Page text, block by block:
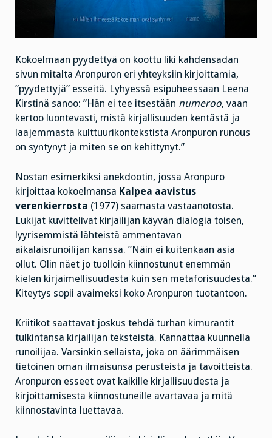
Kokoelmaan pyydettyä on koottu liki kahdensadan
sivun mitalta Aronpuron eri yhteyksiin kirjoittamia,
”pyydettyjä” esseitä. Lyhyessä esipuheessaan Leena
Kirstinä sanoo: ”Hän ei tee itsestään numeroo, vaan
kertoo luontevasti, mistä kirjallisuuden kentästä ja
laajemmasta kulttuurikontekstista Aronpuron runous
on syntynyt ja miten se on kehittynyt.”
Nostan esimerkiksi anekdootin, jossa Aronpuro
kirjoittaa kokoelmansa Kalpea aavistus
verenkierrosta (1977) saamasta vastaanotosta.
Lukijat kuvittelivat kirjailijan käyvän dialogia toisen,
lyyrisemmistä lähteistä ammentavan
aikalaisrunoilijan kanssa. ”Näin ei kuitenkaan asia
ollut. Olin näet jo tuolloin kiinnostunut enemmän
kielen kirjaimellisuudesta kuin sen metaforisuudesta.”
Kiteytys sopii avaimeksi koko Aronpuron tuotantoon.
Kriitikot saattavat joskus tehdä turhan kimurantit
tulkintansa kirjailijan teksteistä. Kannattaa kuunnella
runoilijaa. Varsinkin sellaista, joka on äärimmäisen
tietoinen oman ilmaisunsa perusteista ja tavoitteista.
Aronpuron esseet ovat kaikille kirjallisuudesta ja
kirjoittamisesta kiinnostuneille avartavaa ja mitä
kiinnostavinta luettavaa.